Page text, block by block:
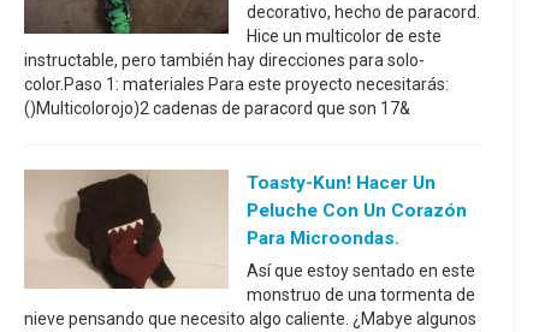
decorativo, hecho de paracord.
Hice un multicolor de este
instructable, pero también hay direcciones para solo-
color.Paso 1: materiales Para este proyecto necesitarás:
()Multicolorojo)2 cadenas de paracord que son 17&
Toasty-Kun! Hacer Un
Peluche Con Un Corazón
Para Microondas.
Así que estoy sentado en este
monstruo de una tormenta de
nieve pensando que necesito algo caliente. ¿Mabye algunos